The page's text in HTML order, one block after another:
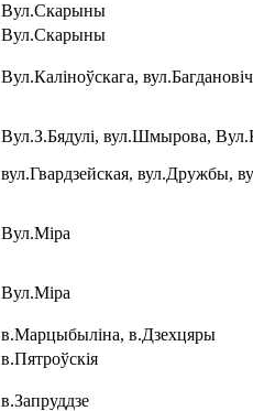
Вул.Скарыны
Вул.Скарыны
Вул.Каліноўскага,
Вул.З.Бядулі, вул.Шмырова,
вул.Гвардзейская, вул.Дружбы,
Вул.Міра
Вул.Міра
в.Марцыбыліна, в.Дзехцяры
в.Пятроўскія
в.Запруддзе